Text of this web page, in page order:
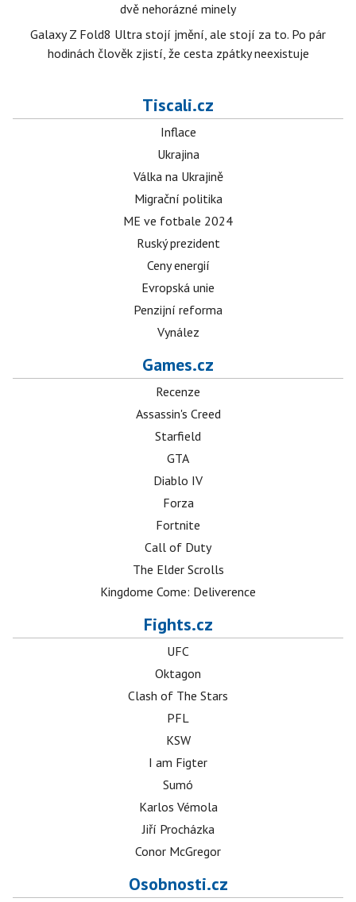
dvě nehorázné minely
Galaxy Z Fold8 Ultra stojí jmění, ale stojí za to. Po pár
hodinách člověk zjistí, že cesta zpátky neexistuje
Tiscali.cz
Inflace
Ukrajina
Válka na Ukrajině
Migrační politika
ME ve fotbale 2024
Ruský prezident
Ceny energií
Evropská unie
Penzijní reforma
Vynález
Games.cz
Recenze
Assassin's Creed
Starfield
GTA
Diablo IV
Forza
Fortnite
Call of Duty
The Elder Scrolls
Kingdome Come: Deliverence
Fights.cz
UFC
Oktagon
Clash of The Stars
PFL
KSW
I am Figter
Sumó
Karlos Vémola
Jiří Procházka
Conor McGregor
Osobnosti.cz